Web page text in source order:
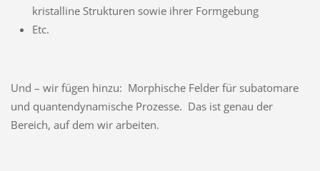
kristalline Strukturen sowie ihrer Formgebung
Etc.
Und – wir fügen hinzu: Morphische Felder für subatomare
und quantendynamische Prozesse. Das ist genau der
Bereich, auf dem wir arbeiten.